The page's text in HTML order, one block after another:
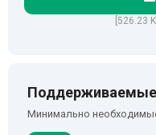
[526.23
Поддерживаемые
Минимально